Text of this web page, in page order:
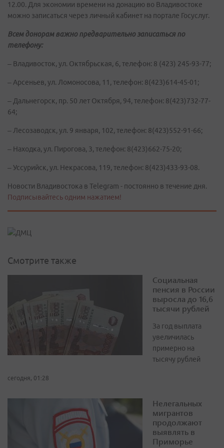
12.00. Для экономии времени на донацию во Владивостоке
можно записаться через личный кабинет на портале Госуслуг.
Всем донорам важно предварительно записаться по
телефону:
– Владивосток, ул. Октябрьская, 6, телефон: 8 (423) 245-93-77;
– Арсеньев, ул. Ломоносова, 11, телефон: 8(423)614-45-01;
– Дальнегорск, пр. 50 лет Октября, 94, телефон: 8(423)732-77-
64;
– Лесозаводск, ул. 9 января, 102, телефон: 8(423)552-91-66;
– Находка, ул. Пирогова, 3, телефон: 8(423)662-75-20;
– Уссурийск, ул. Некрасова, 119, телефон: 8(423)433-93-08.
Новости Владивостока в Telegram - постоянно в течение дня.
Подписывайтесь одним нажатием!
Смотрите также
Социальная
пенсия в России
выросла до 16,6
тысячи рублей
За год выплата
увеличилась
примерно на
тысячу рублей
сегодня, 01:28
Нелегальных
мигрантов
продолжают
выявлять в
Приморье